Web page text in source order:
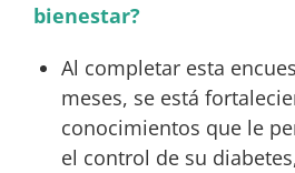
bienestar?
Al completar esta
meses, se está
conocimientos que le
el control de su